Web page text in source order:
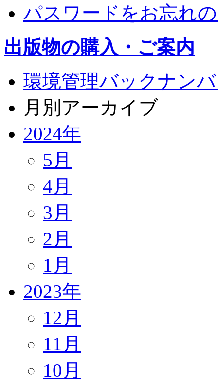
パスワードをお忘れ
出版物の購入・ご案内
環境管理バックナン
月別アーカイブ
2024年
5月
4月
3月
2月
1月
2023年
12月
11月
10月